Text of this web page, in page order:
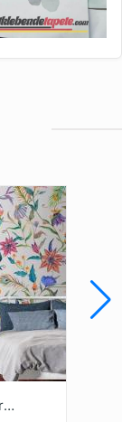
Fototapete Blumenmuster Hintergrund